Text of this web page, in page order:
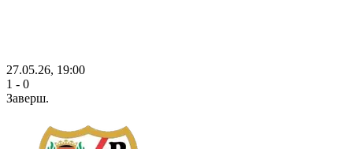
27.05.26, 19:00
1 - 0
Заверш.